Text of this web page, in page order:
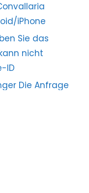
iPhone
Sie das
nicht
ID
Die Anfrage